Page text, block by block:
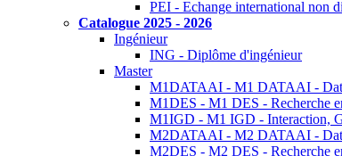
PEI - Echange international non
Catalogue 2025 - 2026
Ingénieur
ING - Diplôme d'ingénieur
Master
M1DATAAI - M1 DATAAI -
M1DES - M1 DES - Recherche
M1IGD - M1 IGD - Interaction,
M2DATAAI - M2 DATAAI -
M2DES - M2 DES - Recherche